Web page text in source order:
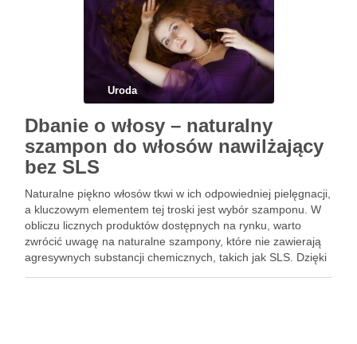
Uroda
Dbanie o włosy – naturalny
szampon do włosów nawilżający
bez SLS
Naturalne piękno włosów tkwi w ich odpowiedniej pielęgnacji,
a kluczowym elementem tej troski jest wybór szamponu. W
obliczu licznych produktów dostępnych na rynku, warto
zwrócić uwagę na naturalne szampony, które nie zawierają
agresywnych substancji chemicznych, takich jak SLS. Dzięki